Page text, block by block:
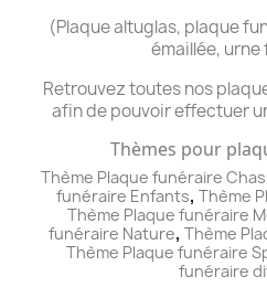
(Plaque altuglas, plaque
émaillée,
Retrouvez toutes nos
afin de pouvoir effectuer
Thèmes pour
Thème Plaque funéraire
funéraire Enfants, Thème
Thème Plaque funéraire
funéraire Nature, Thème
Thème Plaque funéraire
funéraire